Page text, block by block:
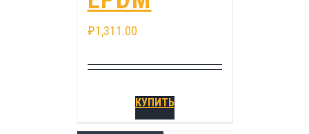
₽1,311.00
КУПИТЬ